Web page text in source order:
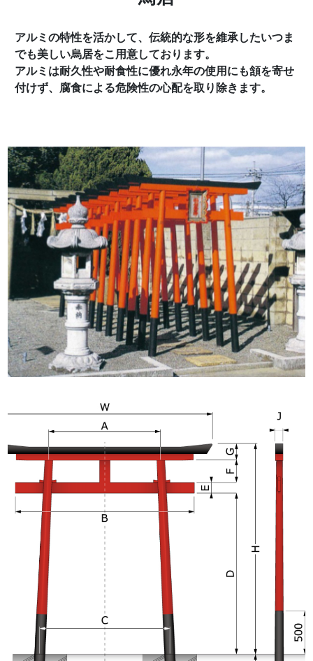
アルミの特性を活かして、伝統的な形を維承したいつま
でも美しい烏居をこ用意しております。
アルミは耐久性や耐食性に優れ永年の使用にも頷を寄せ
付けず、腐食による危険性の心配を取り除きます。